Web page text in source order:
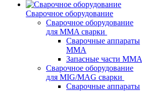
Сварочное оборудование
Сварочное оборудование
для MMA сварки
Сварочные аппараты
MMA
Запасные части MMA
Сварочное оборудование
для MIG/MAG сварки
Сварочные аппараты